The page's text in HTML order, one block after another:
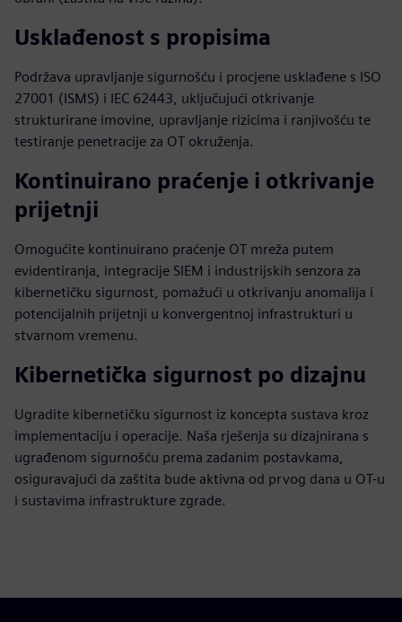
Usklađenost s propisima
Podržava upravljanje sigurnošću i procjene usklađene s ISO
27001 (ISMS) i IEC 62443, uključujući otkrivanje
strukturirane imovine, upravljanje rizicima i ranjivošću te
testiranje penetracije za OT okruženja.
Kontinuirano praćenje i otkrivanje
prijetnji
Omogućite kontinuirano praćenje OT mreža putem
evidentiranja, integracije SIEM i industrijskih senzora za
kibernetičku sigurnost, pomažući u otkrivanju anomalija i
potencijalnih prijetnji u konvergentnoj infrastrukturi u
stvarnom vremenu.
Kibernetička sigurnost po dizajnu
Ugradite kibernetičku sigurnost iz koncepta sustava kroz
implementaciju i operacije. Naša rješenja su dizajnirana s
ugrađenom sigurnošću prema zadanim postavkama,
osiguravajući da zaštita bude aktivna od prvog dana u OT-u
i sustavima infrastrukture zgrade.